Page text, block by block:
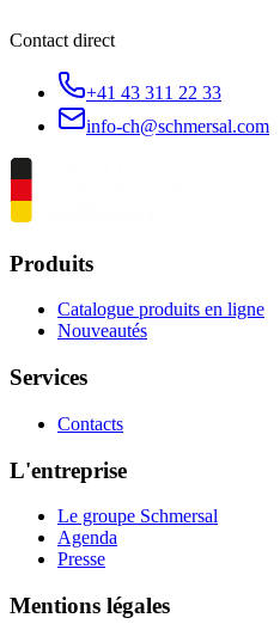
Contact direct
+41 43 311 22 33
info-ch@schmersal.com
Produits
Catalogue produits en ligne
Nouveautés
Services
Contacts
L'entreprise
Le groupe Schmersal
Agenda
Presse
Mentions légales